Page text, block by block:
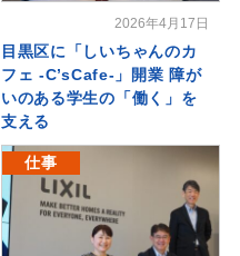
2026年4月17日
目黒区に「しいちゃんのカ
フェ -C’sCafe-」開業 障が
いのある学生の「働く」を
支える
仕事